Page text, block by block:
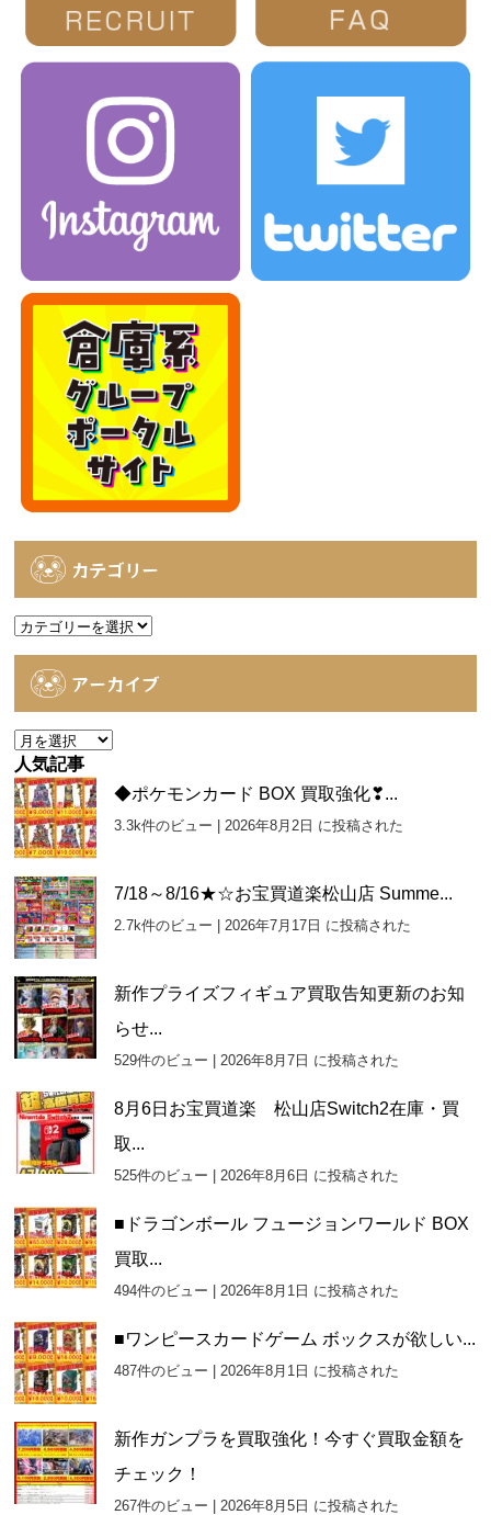
カテゴリー
カ
アーカイブ
ア
ー
カ
イ
ブ
人気記事
◆ポケモンカード BOX 買取強化❣...
3.3k件のビュー | 2026年8月2日 に投稿された
7/18～8/16★☆お宝買道楽松山店 Summe...
2.7k件のビュー | 2026年7月17日 に投稿された
新作プライズフィギュア買取告知更新のお知
らせ...
529件のビュー | 2026年8月7日 に投稿された
8月6日お宝買道楽 松山店Switch2在庫・買
取...
525件のビュー | 2026年8月6日 に投稿された
■ドラゴンボール フュージョンワールド BOX
買取...
494件のビュー | 2026年8月1日 に投稿された
■ワンピースカードゲーム ボックスが欲しい...
487件のビュー | 2026年8月1日 に投稿された
新作ガンプラを買取強化！今すぐ買取金額を
チェック！
267件のビュー | 2026年8月5日 に投稿された